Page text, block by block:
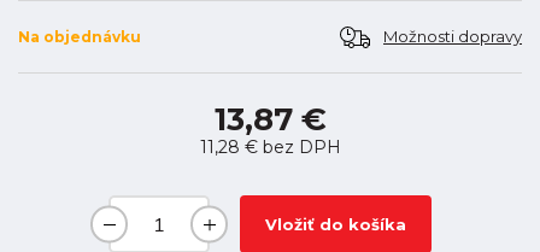
Na objednávku Možnosti dopravy
13,87 €
11,28 €bez DPH
Vložiť do košíka